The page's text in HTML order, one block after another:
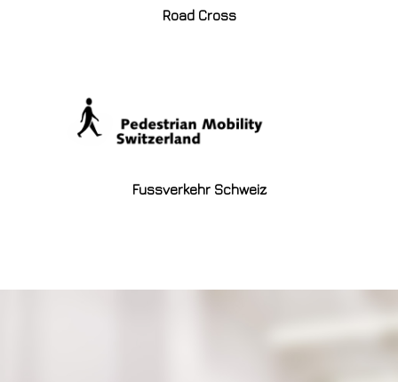
Road Cross
Fussverkehr Schweiz